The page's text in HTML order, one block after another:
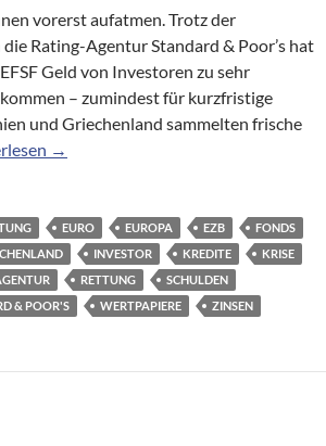
vorerst aufatmen. Trotz der
Rating-Agentur Standard & Poor’s hat
Geld von Investoren zu sehr
– zumindest für kurzfristige
und Griechenland sammelten frische
Rettungsfonds sammelt
→
EURO EUROPA EZB
FONDS
INVESTOR KREDITE
KRISE
RETTUNG
SCHULDEN
& POOR'S WERTPAPIERE ZINSEN